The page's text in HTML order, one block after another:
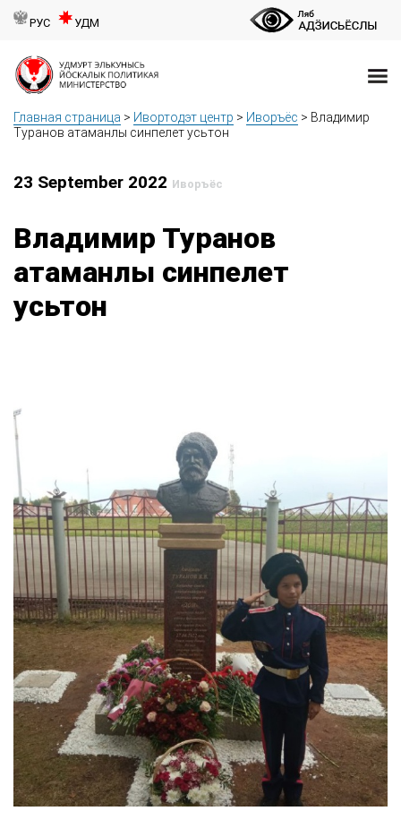
РУС УДМ
Главная страница > Ивортодэт центр > Иворъёс > Владимир
Туранов атаманлы синпелет усьтон
23 September 2022 Иворъёс
Владимир Туранов
атаманлы синпелет
усьтон